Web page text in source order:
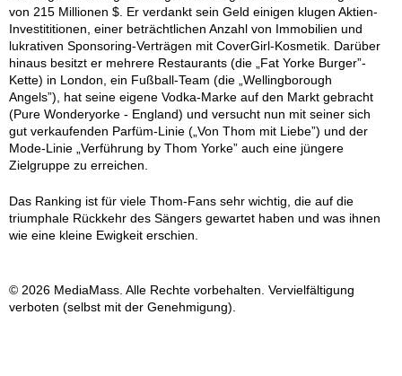
von 215 Millionen $. Er verdankt sein Geld einigen klugen Aktien-
Investititionen, einer beträchtlichen Anzahl von Immobilien und
lukrativen Sponsoring-Verträgen mit CoverGirl-Kosmetik. Darüber
hinaus besitzt er mehrere Restaurants (die „Fat Yorke Burger”-
Kette) in London, ein Fußball-Team (die „Wellingborough
Angels”), hat seine eigene Vodka-Marke auf den Markt gebracht
(Pure Wonderyorke - England) und versucht nun mit seiner sich
gut verkaufenden Parfüm-Linie („Von Thom mit Liebe”) und der
Mode-Linie „Verführung by Thom Yorke” auch eine jüngere
Zielgruppe zu erreichen.
Das Ranking ist für viele Thom-Fans sehr wichtig, die auf die
triumphale Rückkehr des Sängers gewartet haben und was ihnen
wie eine kleine Ewigkeit erschien.
© 2026 MediaMass. Alle Rechte vorbehalten. Vervielfältigung
verboten (selbst mit der Genehmigung).